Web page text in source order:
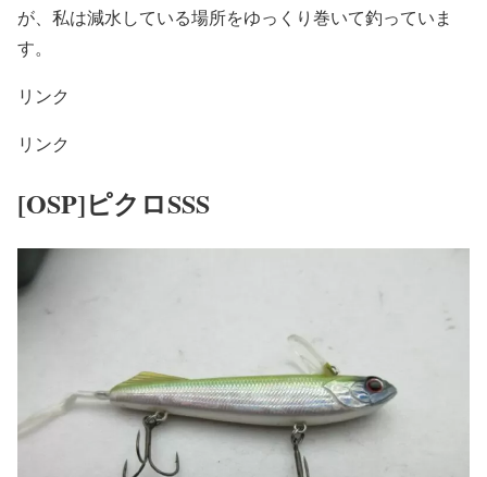
が、私は減水している場所をゆっくり巻いて釣っていま
す。
リンク
リンク
[OSP]ピクロSSS